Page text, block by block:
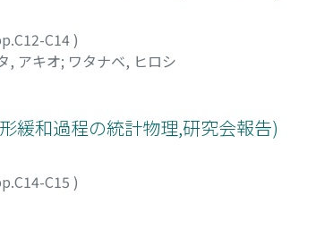
C14)
, アキオ; ワタナベ, ヒロシ
緩和過程の統計物理,研究会報告)
C15 )